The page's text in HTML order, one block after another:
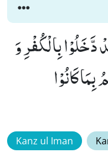
دَّخَلُوْا بِالْكُفْرِ وَ
كَانُوْا
Kanz ul Iman